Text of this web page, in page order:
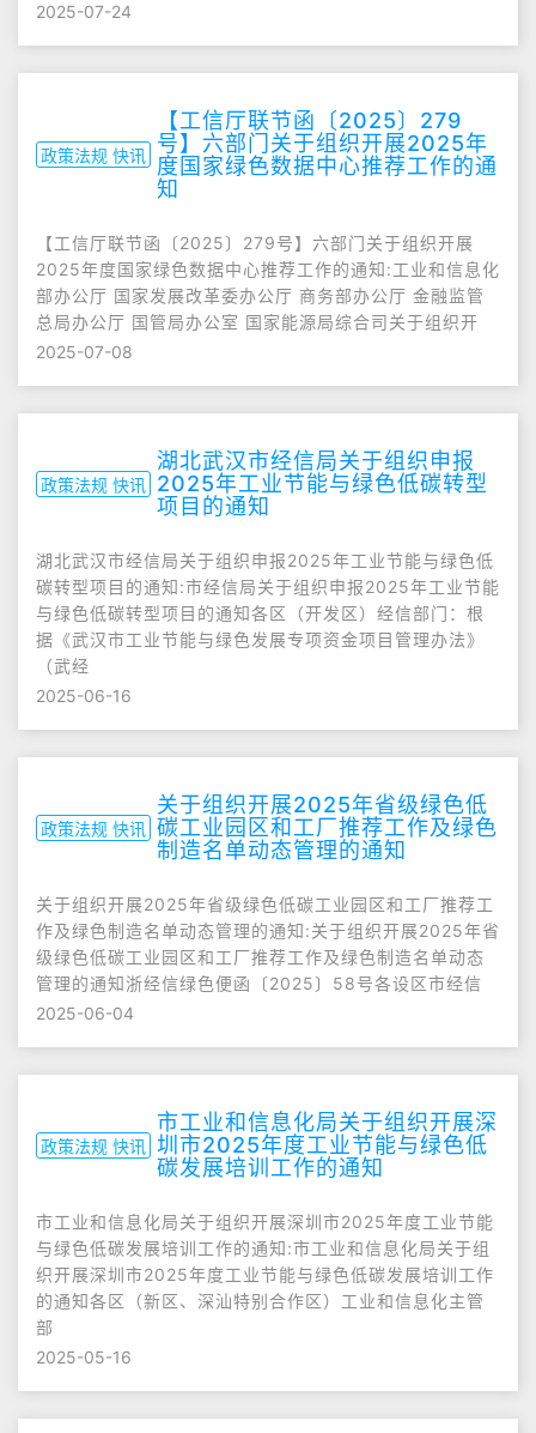
2025-07-24
政策法规 快讯
【工信厅联节函〔2025〕279
号】六部门关于组织开展2025年
度国家绿色数据中心推荐工作的通
知
【工信厅联节函〔2025〕279号】六部门关于组织开展
2025年度国家绿色数据中心推荐工作的通知:工业和信息化
部办公厅 国家发展改革委办公厅 商务部办公厅 金融监管
总局办公厅 国管局办公室 国家能源局综合司关于组织开
2025-07-08
政策法规 快讯
湖北武汉市经信局关于组织申报
2025年工业节能与绿色低碳转型
项目的通知
湖北武汉市经信局关于组织申报2025年工业节能与绿色低
碳转型项目的通知:市经信局关于组织申报2025年工业节能
与绿色低碳转型项目的通知各区（开发区）经信部门：根
据《武汉市工业节能与绿色发展专项资金项目管理办法》
（武经
2025-06-16
政策法规 快讯
关于组织开展2025年省级绿色低
碳工业园区和工厂推荐工作及绿色
制造名单动态管理的通知
关于组织开展2025年省级绿色低碳工业园区和工厂推荐工
作及绿色制造名单动态管理的通知:关于组织开展2025年省
级绿色低碳工业园区和工厂推荐工作及绿色制造名单动态
管理的通知浙经信绿色便函〔2025〕58号各设区市经信
2025-06-04
政策法规 快讯
市工业和信息化局关于组织开展深
圳市2025年度工业节能与绿色低
碳发展培训工作的通知
市工业和信息化局关于组织开展深圳市2025年度工业节能
与绿色低碳发展培训工作的通知:市工业和信息化局关于组
织开展深圳市2025年度工业节能与绿色低碳发展培训工作
的通知各区（新区、深汕特别合作区）工业和信息化主管
部
2025-05-16